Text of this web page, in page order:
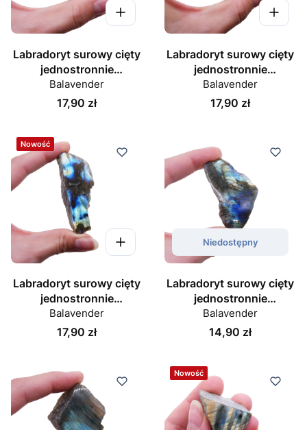
Labradoryt surowy cięty
jednostronnie
polerowany nr 079
Balavender
Cena
17,90 zł
Labradoryt surowy cięty
jednostronnie
polerowany nr 080
Balavender
Cena
17,90 zł
Nowość
Labradoryt surowy cięty
jednostronnie
polerowany nr 081
Balavender
Cena
17,90 zł
Niedostępny
Labradoryt surowy cięty
jednostronnie
polerowany nr 082
Balavender
Cena
14,90 zł
Nowość